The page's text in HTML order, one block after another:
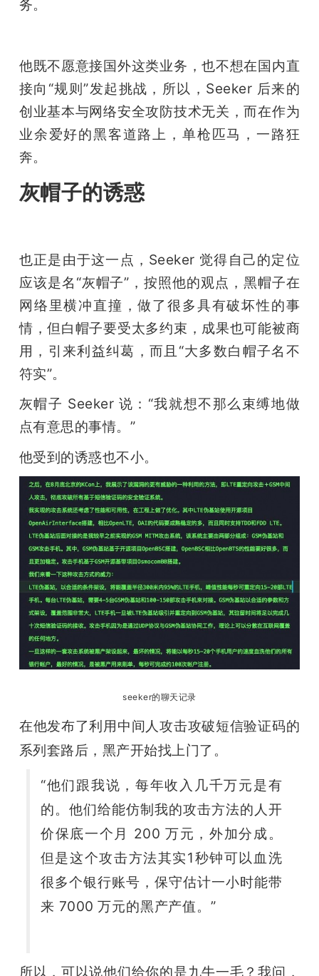
务。
他既不愿意接国外这类业务，也不想在国内直
接向“规则”发起挑战，所以，Seeker 后来的
创业基本与网络安全攻防技术无关，而在作为
业余爱好的黑客道路上，单枪匹马，一路狂
奔。
灰帽子的诱惑
也正是由于这一点，Seeker 觉得自己的定位
应该是名“灰帽子”，按照他的观点，黑帽子在
网络里横冲直撞，做了很多具有破坏性的事
情，但白帽子要受太多约束，成果也可能被商
用，引来利益纠葛，而且“大多数白帽子名不
符实”。
灰帽子 Seeker 说：“我就想不那么束缚地做
点有意思的事情。”
他受到的诱惑也不小。
seeker的聊天记录
在他发布了利用中间人攻击攻破短信验证码的
系列套路后，黑产开始找上门了。
“他们跟我说，每年收入几千万元是有
的。他们给能仿制我的攻击方法的人开
价保底一个月 200 万元，外加分成。
但是这个攻击方法其实1秒钟可以血洗
很多个银行账号，保守估计一小时能带
来 7000 万元的黑产产值。”
所以，可以说他们给你的是九牛一毛？我问，